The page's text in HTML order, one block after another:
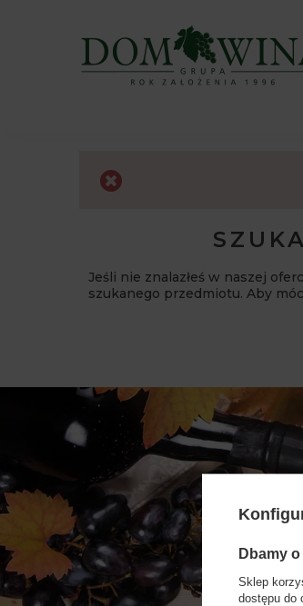
Jeśli nie znalazłeś w naszej
szukanego przedmiotu. Aby
Dbamy
Sklep
dostępu do